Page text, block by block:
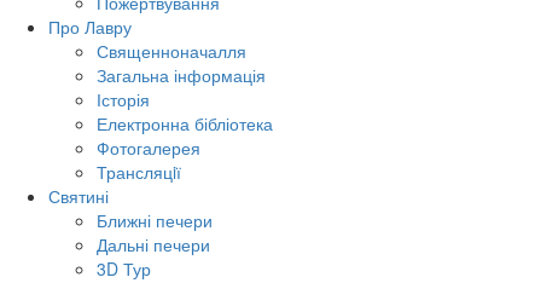
Про Лавру
Священноначалля
Загальна інформація
Історія
Електронна бібліотека
Фотогалерея
Трансляцiї
Святині
Ближні печери
Дальні печери
3D Тур